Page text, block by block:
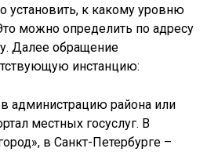
установить, к какому уровню
можно определить по адресу
Далее обращение
инстанцию:
администрацию района или
местных госуслуг. В
в Санкт-Петербурге –